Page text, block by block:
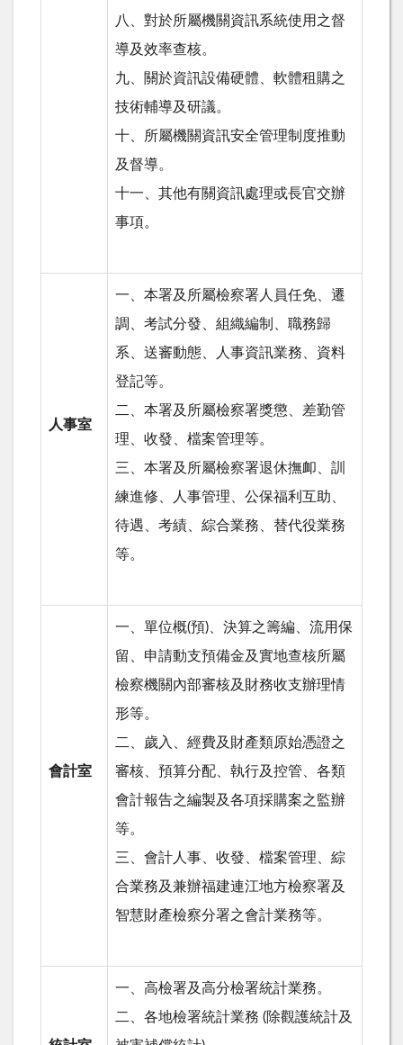
八、對於所屬機關資訊系統使用之督
導及效率查核。
九、關於資訊設備硬體、軟體租購之
技術輔導及研議。
十、所屬機關資訊安全管理制度推動
及督導。
十一、其他有關資訊處理或長官交辦
事項。
人事室
一、本署及所屬檢察署人員任免、遷
調、考試分發、組織編制、職務歸
系、送審動態、人事資訊業務、資料
登記等。
二、本署及所屬檢察署獎懲、差勤管
理、收發、檔案管理等。
三、本署及所屬檢察署退休撫卹、訓
練進修、人事管理、公保福利互助、
待遇、考績、綜合業務、替代役業務
等。
會計室
一、單位概(預)、決算之籌編、流用保
留、申請動支預備金及實地查核所屬
檢察機關內部審核及財務收支辦理情
形等。
二、歲入、經費及財產類原始憑證之
審核、預算分配、執行及控管、各類
會計報告之編製及各項採購案之監辦
等。
三、會計人事、收發、檔案管理、綜
合業務及兼辦福建連江地方檢察署及
智慧財產檢察分署之會計業務等。
一、高檢署及高分檢署統計業務。
二、各地檢署統計業務 (除觀護統計及